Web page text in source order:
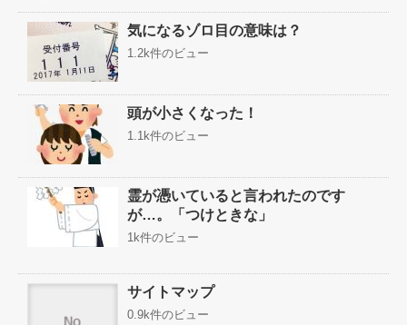
気になるゾロ目の意味は？
1.2k件のビュー
頭が小さくなった！
1.1k件のビュー
霊が憑いていると言われたのです
が…。「つけときな」
1k件のビュー
サイトマップ
0.9k件のビュー